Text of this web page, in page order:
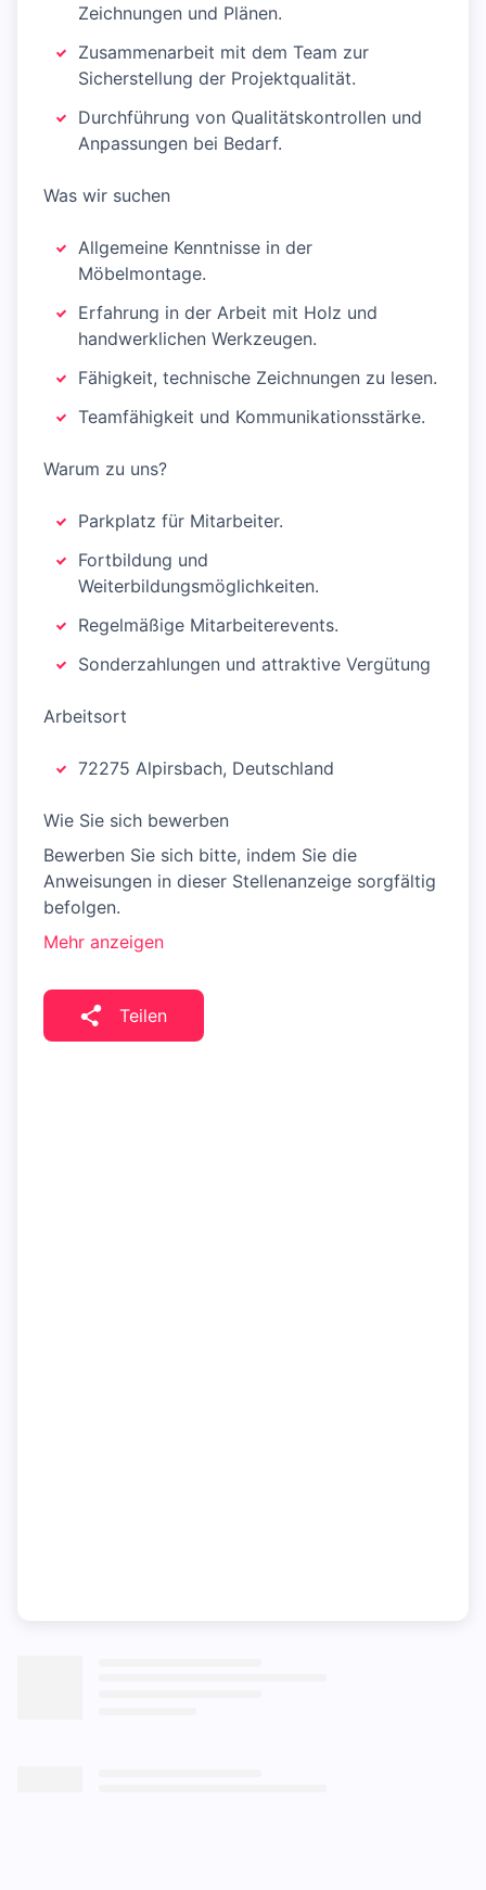
Zeichnungen und Plänen.
Zusammenarbeit mit dem Team zur
Sicherstellung der Projektqualität.
Durchführung von Qualitätskontrollen und
Anpassungen bei Bedarf.
Was wir suchen
Allgemeine Kenntnisse in der
Möbelmontage.
Erfahrung in der Arbeit mit Holz und
handwerklichen Werkzeugen.
Fähigkeit, technische Zeichnungen zu lesen.
Teamfähigkeit und Kommunikationsstärke.
Warum zu uns?
Parkplatz für Mitarbeiter.
Fortbildung und
Weiterbildungsmöglichkeiten.
Regelmäßige Mitarbeiterevents.
Sonderzahlungen und attraktive Vergütung
Arbeitsort
72275 Alpirsbach, Deutschland
Wie Sie sich bewerben
Bewerben Sie sich bitte, indem Sie die
Anweisungen in dieser Stellenanzeige sorgfältig
befolgen.
Mehr anzeigen
Teilen